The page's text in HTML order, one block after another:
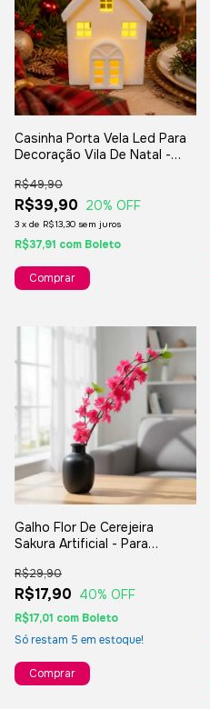
Casinha Porta Vela Led Para
Decoração Vila De Natal -
R$39,90
R$49,90
20% OFF
3 x de R$13,30 sem juros
R$37,91 com Boleto
Galho Flor De Cerejeira
Sakura Artificial - Para
R$17,90
R$29,90
40% OFF
R$17,01 com Boleto
Só restam 5 em estoque!
Comprar